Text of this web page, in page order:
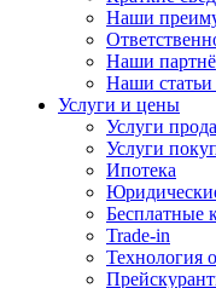
Наши
Наши
Наши
Услуги и цены
Услуги
Услуги
Ипотека
Бесплатные
Trade-in
Технология